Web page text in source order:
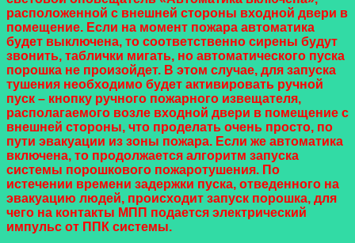
расположенной с внешней стороны входной двери в
помещение. Если на момент пожара автоматика
будет выключена, то соответственно сирены будут
звонить, таблички мигать, но автоматического пуска
порошка не произойдет. В этом случае, для запуска
тушения необходимо будет активировать ручной
пуск – кнопку ручного пожарного извещателя,
располагаемого возле входной двери в помещение с
внешней стороны, что проделать очень просто, по
пути эвакуации из зоны пожара. Если же автоматика
включена, то продолжается алгоритм запуска
системы порошкового пожаротушения. По
истечении времени задержки пуска, отведенного на
эвакуацию людей, происходит запуск порошка, для
чего на контакты МПП подается электрический
импульс от ППК системы.